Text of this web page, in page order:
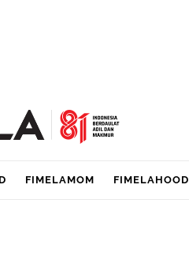
FIMELAMOM FIMELAHOOD